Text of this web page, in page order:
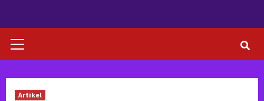
Menu
Artikel